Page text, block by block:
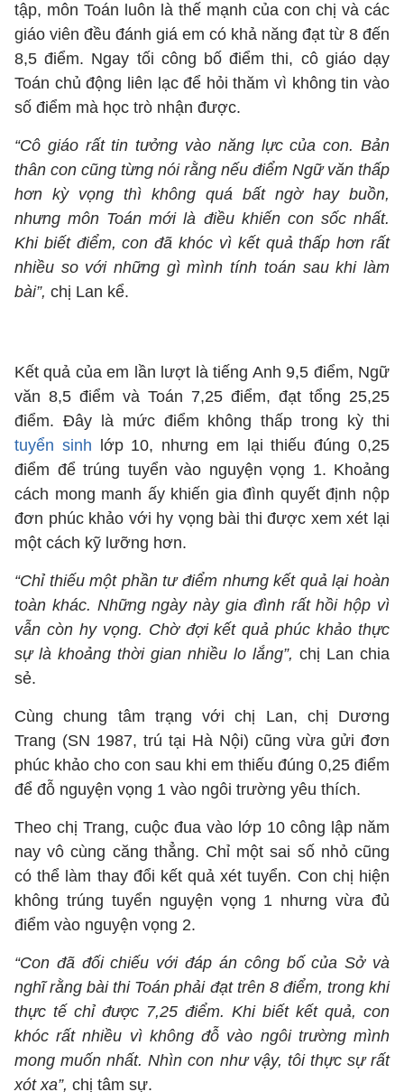
tập, môn Toán luôn là thế mạnh của con chị và các
giáo viên đều đánh giá em có khả năng đạt từ 8 đến
8,5 điểm. Ngay tối công bố điểm thi, cô giáo dạy
Toán chủ động liên lạc để hỏi thăm vì không tin vào
số điểm mà học trò nhận được.
“Cô giáo rất tin tưởng vào năng lực của con. Bản
thân con cũng từng nói rằng nếu điểm Ngữ văn thấp
hơn kỳ vọng thì không quá bất ngờ hay buồn,
nhưng môn Toán mới là điều khiến con sốc nhất.
Khi biết điểm, con đã khóc vì kết quả thấp hơn rất
nhiều so với những gì mình tính toán sau khi làm
bài”, chị Lan kể.
Kết quả của em lần lượt là tiếng Anh 9,5 điểm, Ngữ
văn 8,5 điểm và Toán 7,25 điểm, đạt tổng 25,25
điểm. Đây là mức điểm không thấp trong kỳ thi
tuyển sinh lớp 10, nhưng em lại thiếu đúng 0,25
điểm để trúng tuyển vào nguyện vọng 1. Khoảng
cách mong manh ấy khiến gia đình quyết định nộp
đơn phúc khảo với hy vọng bài thi được xem xét lại
một cách kỹ lưỡng hơn.
“Chỉ thiếu một phần tư điểm nhưng kết quả lại hoàn
toàn khác. Những ngày này gia đình rất hồi hộp vì
vẫn còn hy vọng. Chờ đợi kết quả phúc khảo thực
sự là khoảng thời gian nhiều lo lắng”, chị Lan chia
sẻ.
Cùng chung tâm trạng với chị Lan, chị Dương
Trang (SN 1987, trú tại Hà Nội) cũng vừa gửi đơn
phúc khảo cho con sau khi em thiếu đúng 0,25 điểm
để đỗ nguyện vọng 1 vào ngôi trường yêu thích.
Theo chị Trang, cuộc đua vào lớp 10 công lập năm
nay vô cùng căng thẳng. Chỉ một sai số nhỏ cũng
có thể làm thay đổi kết quả xét tuyển. Con chị hiện
không trúng tuyển nguyện vọng 1 nhưng vừa đủ
điểm vào nguyện vọng 2.
“Con đã đối chiếu với đáp án công bố của Sở và
nghĩ rằng bài thi Toán phải đạt trên 8 điểm, trong khi
thực tế chỉ được 7,25 điểm. Khi biết kết quả, con
khóc rất nhiều vì không đỗ vào ngôi trường mình
mong muốn nhất. Nhìn con như vậy, tôi thực sự rất
xót xa”, chị tâm sự.